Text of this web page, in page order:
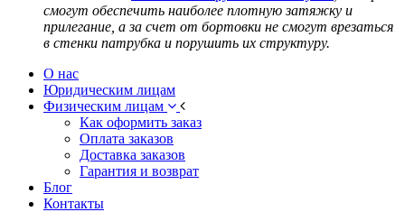
смогут обеспечить наиболее плотную затяжку и
прилегание, а за счет от бортовки не смогут врезаться
в стенки патрубка и порушить их структуру.
О нас
Юридическим лицам
Физическим лицам
Как оформить заказ
Оплата заказов
Доставка заказов
Гарантия и возврат
Блог
Контакты